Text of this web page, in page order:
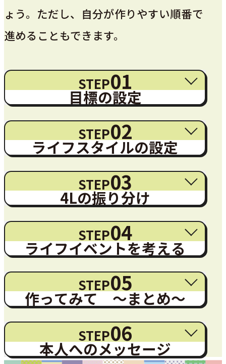
ょう。ただし、自分が作りやすい順番で
進めることもできます。
STEP01
目標の設定
STEP02
ライフスタイルの設定
STEP03
4Lの振り分け
STEP04
ライフイベントを考える
STEP05
作ってみて ～まとめ～
STEP06
本人へのメッセージ